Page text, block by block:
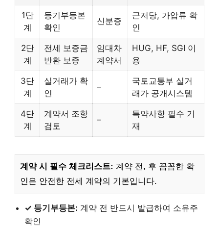
1단
계
등기부등본
확인
신분증
근저당, 가압류 확
인
2단
계
전세 보증금
반환 보증
임대차
계약서
HUG, HF, SGI 이
용
3단
계
실거래가 확
인
–
국토교통부 실거
래가 공개시스템
4단
계
계약서 조항
검토
–
특약사항 필수 기
재
계약 시 필수 체크리스트: 계약 전, 후 꼼꼼한 확
인은 안전한 전세 계약의 기본입니다.
✓ 등기부등본: 계약 전 반드시 발급하여 소유주
확인